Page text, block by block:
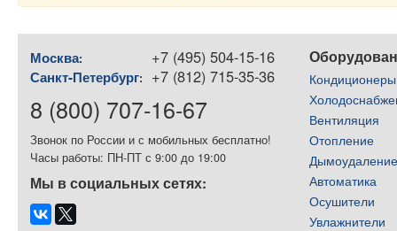
Москва: +7 (495) 504-15-16
Санкт-Петербург: +7 (812) 715-35-36
8 (800) 707-16-67
Звонок по России и с мобильных бесплатно!
Часы работы: ПН-ПТ с 9:00 до 19:00
Мы в социальных сетях:
Кондиционеры
Вентиляция
Отопление
Автоматика
Осушители
Увлажнители